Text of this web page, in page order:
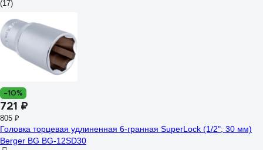
(17)
-10%
721 ₽
805 ₽
Головка торцевая удлиненная 6-гранная SuperLock (1/2"; 30 мм)
Berger BG BG-12SD30